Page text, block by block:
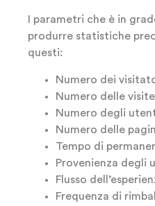
I parametri che è in
produrre statistiche
questi:
Numero dei
Numero delle
Numero degli
Numero delle
Tempo di
Provenienza degli
Flusso
Frequenza di